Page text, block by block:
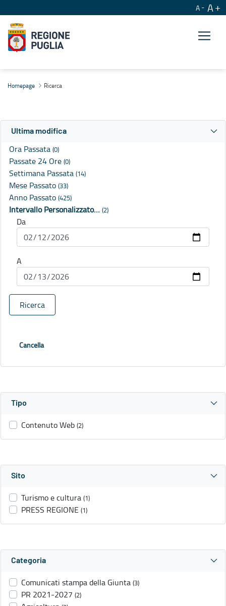
A A
Homepage Ricerca
Ultima modifica
Ora Passata (0)
Passate 24 Ore (0)
Settimana Passata (14)
Mese Passato (33)
Anno Passato (425)
Intervallo Personalizzato… (2)
Da
A
Ricerca
Cancella
Tipo
Contenuto Web (2)
Sito
Turismo e cultura (1)
PRESS REGIONE (1)
Categoria
Comunicati stampa della Giunta (3)
PR 2021-2027 (2)